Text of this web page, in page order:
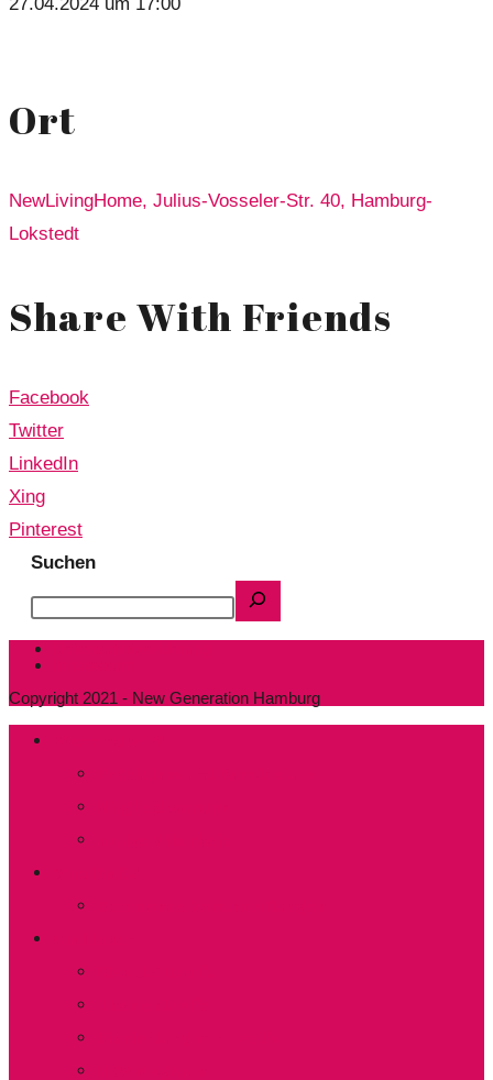
27.04.2024 um 17:00
Ort
NewLivingHome, Julius-Vosseler-Str. 40, Hamburg-
Lokstedt
Share With Friends
Facebook
Twitter
LinkedIn
Xing
Pinterest
Suchen
Copyright 2021 - New Generation Hamburg